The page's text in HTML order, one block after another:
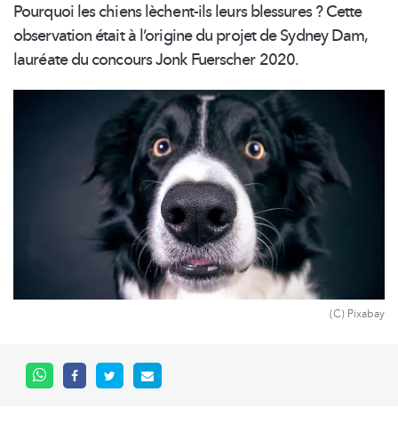
Pourquoi les chiens lèchent-ils leurs blessures ? Cette
observation était à l’origine du projet de Sydney Dam,
lauréate du concours Jonk Fuerscher 2020.
(C) Pixabay